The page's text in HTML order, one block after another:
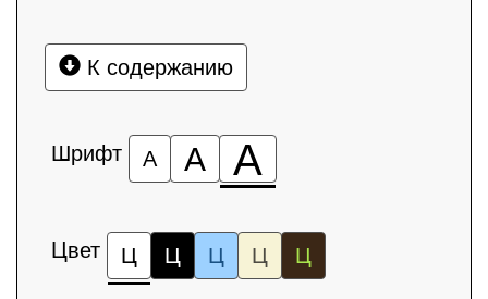
К содержанию
Шрифт А А А
Цвет Ц Ц Ц Ц Ц